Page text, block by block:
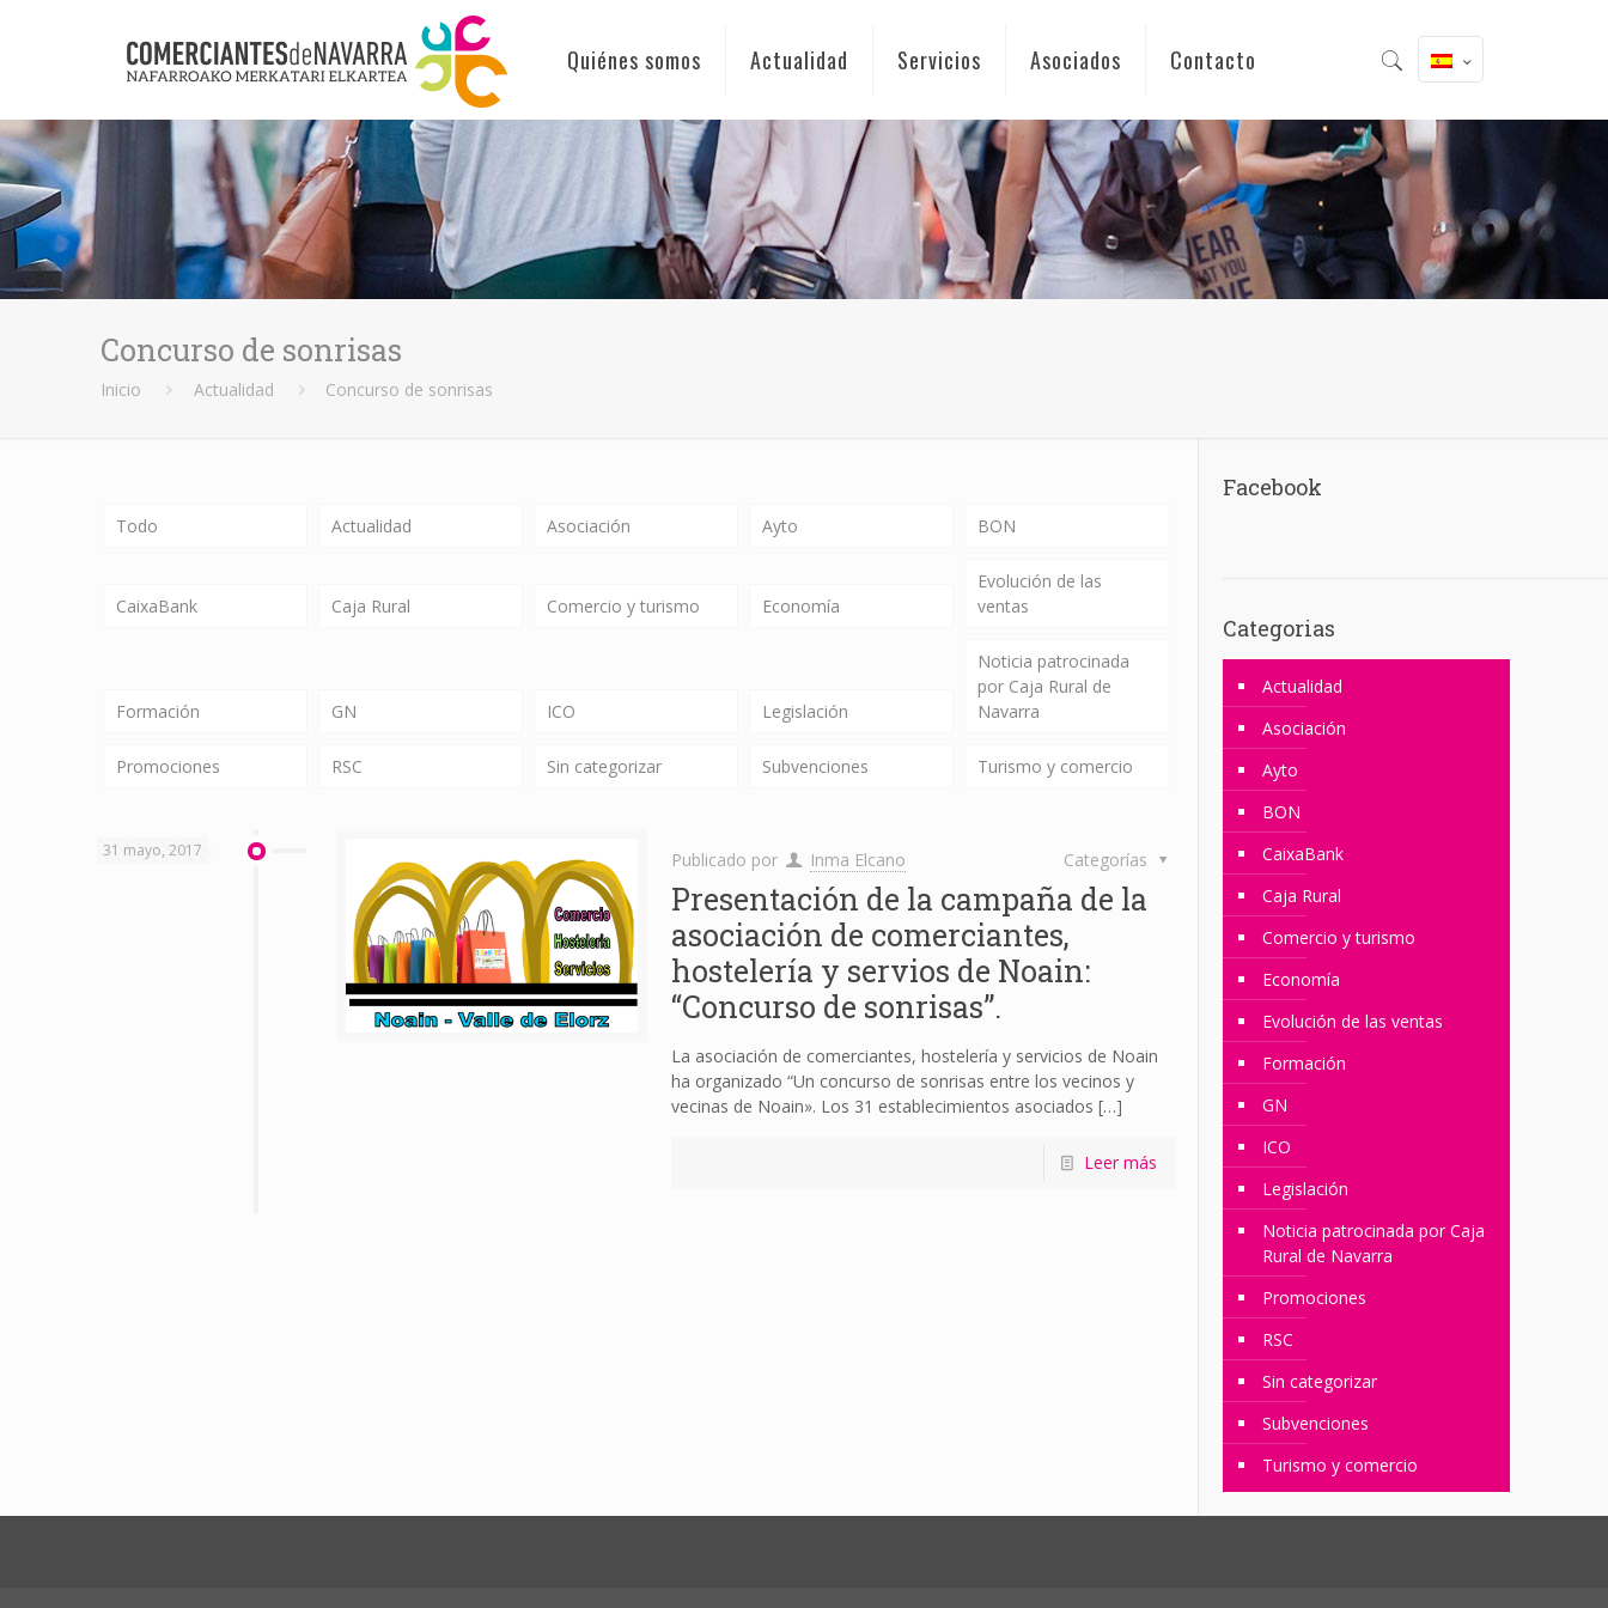
Quiénes somos Actualidad Servicios Asociados Contacto
Concurso de sonrisas
Inicio Actualidad Concurso de sonrisas
Todo Actualidad Asociación Ayto BON
CaixaBank Caja Rural Comercio y turismo Economía
Evolución de las
ventas
Formación GN ICO Legislación
Noticia patrocinada
por Caja Rural de
Navarra
Promociones RSC Sin categorizar Subvenciones Turismo y comercio
31 mayo, 2017 Publicado por Inma Elcano Categorías
Presentación de la campaña de la
asociación de comerciantes,
hostelería y servios de Noain:
“Concurso de sonrisas”.
La asociación de comerciantes, hostelería y servicios de Noain
ha organizado “Un concurso de sonrisas entre los vecinos y
vecinas de Noain». Los 31 establecimientos asociados […]
Leer más
Facebook
Categorias
Actualidad
Asociación
Ayto
BON
CaixaBank
Caja Rural
Comercio y turismo
Economía
Evolución de las ventas
Formación
GN
ICO
Legislación
Noticia patrocinada por Caja
Rural de Navarra
Promociones
RSC
Sin categorizar
Subvenciones
Turismo y comercio